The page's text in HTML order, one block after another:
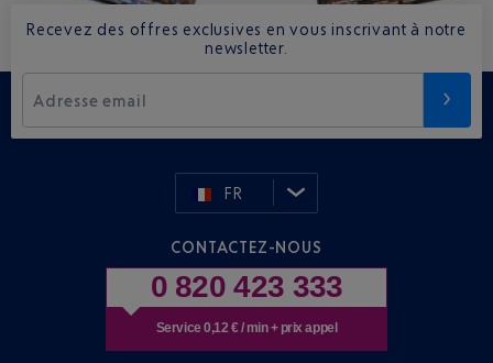
Recevez des offres exclusives en vous inscrivant à notre
newsletter.
Adresse email
FR
CONTACTEZ-NOUS
0 820 423 333
Service 0,12 € / min + prix appel